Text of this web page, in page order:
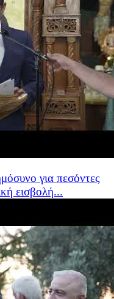
για πεσόντες
εισβολή...